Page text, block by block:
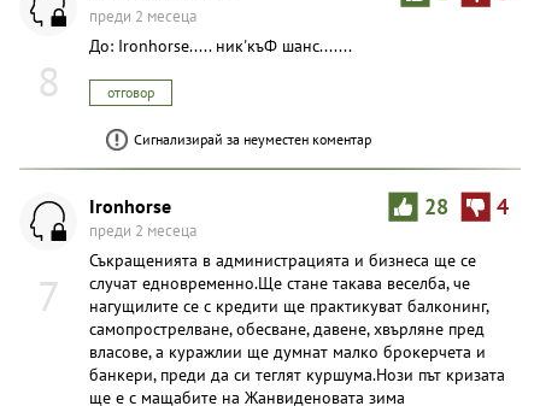
8
преди 2 месеца
До: Ironhorse..... ник'къФ шанс.......
отговор
Сигнализирай за неуместен коментар
7
28 4
Ironhorse
преди 2 месеца
Съкращенията в администрацията и бизнеса ще се
случат едновременно.Ще стане такава веселба, че
нагущилите се с кредити ще практикуват балконинг,
самопрострелване, обесване, давене, хвърляне пред
власове, а куражлии ще думнат малко брокерчета и
банкери, преди да си теглят куршума.Нози път кризата
ще е с мащабите на Жанвиденовата зима